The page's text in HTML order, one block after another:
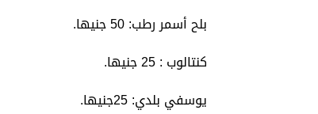
بلح أسمر رطب: 50 جنيها.
كنتالوب : 25 جنيها.
يوسفي بلدي: 25جنيها.